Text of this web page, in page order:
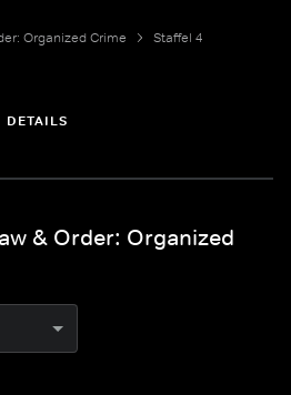
Organized Crime
Staffel 4
DETAILS
& Order: Organized